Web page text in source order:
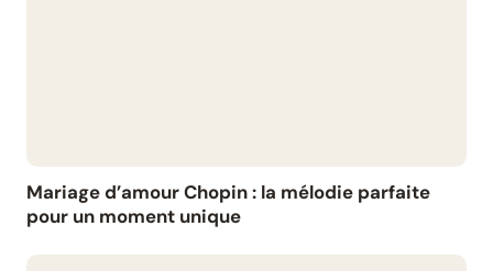
Mariage d’amour Chopin : la mélodie parfaite
pour un moment unique